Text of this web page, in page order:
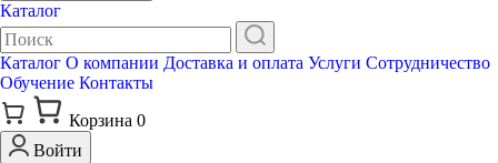
Каталог
Каталог О компании Доставка и оплата Услуги Сотрудничество
Обучение Контакты
Корзина 0
Войти